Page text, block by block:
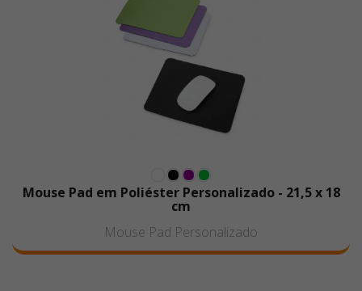
Mouse Pad em Poliéster Personalizado - 21,5 x 18
cm
Mouse Pad Personalizado